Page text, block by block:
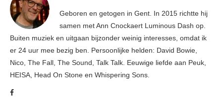
Geboren en getogen in Gent. In 2015 richtte hij
samen met Ann Cnockaert Luminous Dash op.
Buiten muziek en uitgaan bijzonder weinig interesses, omdat ik
er 24 uur mee bezig ben. Persoonlijke helden: David Bowie,
Nico, The Fall, The Sound, Talk Talk. Eeuwige liefde aan Peuk,
HEISA, Head On Stone en Whispering Sons.